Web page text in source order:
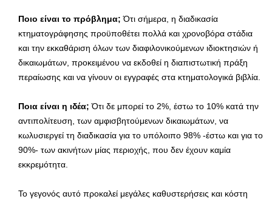
Ποιο είναι το πρόβλημα; Ότι σήμερα, η διαδικασία
κτηματογράφησης προϋποθέτει πολλά και χρονοβόρα στάδια
και την εκκαθάριση όλων των διαφιλονικούμενων ιδιοκτησιών ή
δικαιωμάτων, προκειμένου να εκδοθεί η διαπιστωτική πράξη
περαίωσης και να γίνουν οι εγγραφές στα κτηματολογικά βιβλία.
Ποια είναι η ιδέα; Ότι δε μπορεί το 2%, έστω το 10% κατά την
αντιπολίτευση, των αμφισβητούμενων δικαιωμάτων, να
κωλυσιεργεί τη διαδικασία για το υπόλοιπο 98% -έστω και για το
90%- των ακινήτων μίας περιοχής, που δεν έχουν καμία
εκκρεμότητα.
Το γεγονός αυτό προκαλεί μεγάλες καθυστερήσεις και κόστη